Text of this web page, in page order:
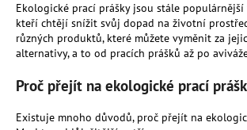
Ekologické prací prášky jsou stále
kteří chtějí snížit svůj dopad na životní
různých produktů, které můžete vyměnit za
alternativy, a to od pracích prášků až po
Proč přejít na ekologické prací
Existuje mnoho důvodů, proč přejít na
e
b
u
j
e
t